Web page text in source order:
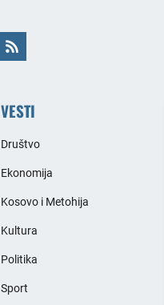
VESTI
Društvo
Ekonomija
Kosovo i Metohija
Kultura
Politika
Sport